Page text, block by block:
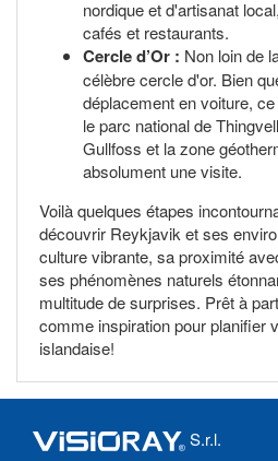
nordique et d'artisanat
cafés et restaurants.
Cercle d’Or : Non loin de
célèbre cercle d'or. Bien
déplacement en voiture,
le parc national de
Gullfoss et la zone
absolument une visite.
Voilà quelques étapes
découvrir Reykjavik et ses
culture vibrante, sa proximité
ses phénomènes naturels
multitude de surprises. Prêt à
comme inspiration pour planifier
islandaise!
S.r.l.